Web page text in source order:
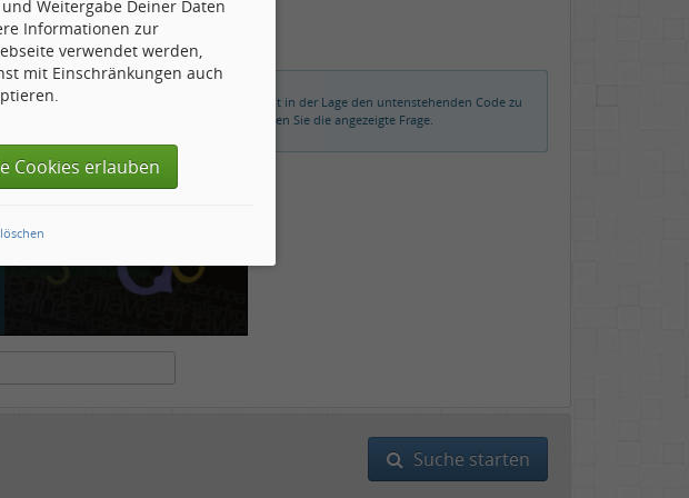
Derartige Scripte sind normalerweise nicht in der Lage den untenstehenden Code zu
dem Bild erkennen können oder beantworten Sie die angezeigte Frage.
Suche starten
Weitergabe Deiner Daten
Informationen zur
verwendet werden,
mit Einschränkungen auch
Cookies erlauben